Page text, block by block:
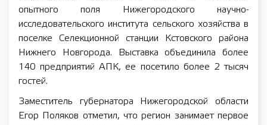
опытного поля Нижегородского научно-
исследовательского института сельского хозяйства в
поселке Селекционной станции Кстовского района
Нижнего Новгорода. Выставка объединила более
140 предприятий АПК, ее посетило более 2 тысяч
гостей.
Заместитель губернатора Нижегородской области
Егор Поляков отметил, что регион занимает первое